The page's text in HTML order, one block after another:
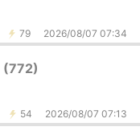
79 2026/08/07 07:34
(772)
54 2026/08/07 07:13